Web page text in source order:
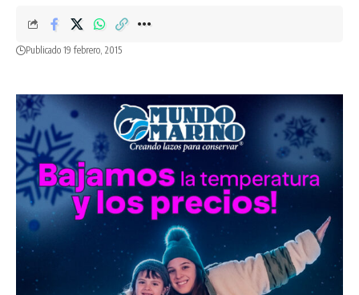
Publicado 19 febrero, 2015